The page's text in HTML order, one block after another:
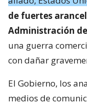
de fuertes
Administración
una guerra
con dañar
El Gobierno, los
medios de